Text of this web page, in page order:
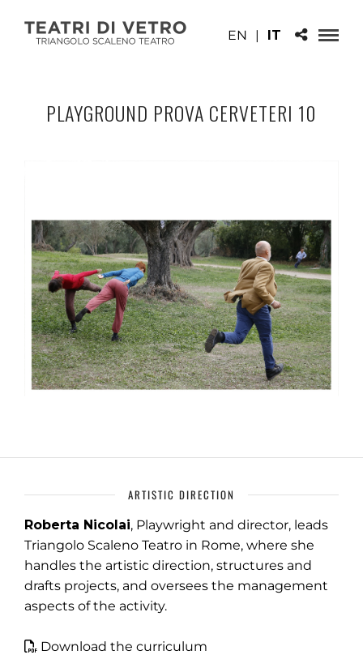
EN | IT
PLAYGROUND PROVA CERVETERI 10
ARTISTIC DIRECTION
Roberta Nicolai, Playwright and director, leads
Triangolo Scaleno Teatro in Rome, where she
handles the artistic direction, structures and
drafts projects, and oversees the management
aspects of the activity.
Download the curriculum